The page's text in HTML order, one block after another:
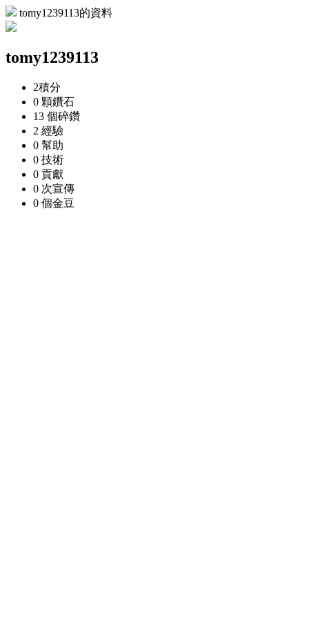
tomy1239113的資料
tomy1239113
2積分
0 顆鑽石
13 個碎鑽
2 經驗
0 幫助
0 技術
0 貢獻
0 次宣傳
0 個金豆